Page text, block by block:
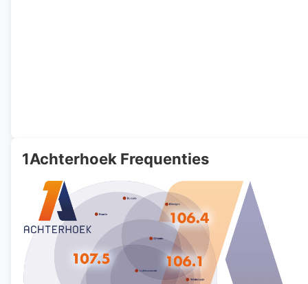
1Achterhoek Frequenties